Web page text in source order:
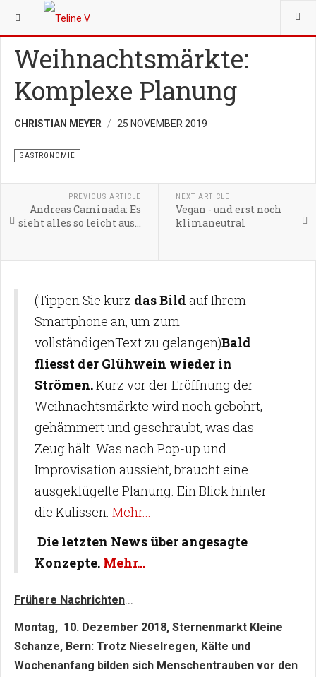
YOU ARE HERE:
Weihnachtsmärkte:
Komplexe Planung
CHRISTIAN MEYER 25 NOVEMBER 2019
GASTRONOMIE
PREVIOUS ARTICLE
Andreas Caminada: Es
sieht alles so leicht aus...
NEXT ARTICLE
Vegan - und erst noch
klimaneutral
(Tippen Sie kurz das Bild auf Ihrem
Smartphone an, um zum
vollständigenText zu gelangen)Bald
fliesst der Glühwein wieder in
Strömen.Kurz vor der Eröffnung der
Weihnachtsmärkte wird noch gebohrt,
gehämmert und geschraubt, was das
Zeug hält. Was nach Pop-up und
Improvisation aussieht, braucht eine
ausgeklügelte Planung. Ein Blick hinter
die Kulissen. Mehr...
Die letzten News über angesagte
Konzepte. Mehr...
Frühere Nachrichten...
Montag, 10. Dezember 2018, Sternenmarkt Kleine
Schanze, Bern: Trotz Nieselregen, Kälte und
Wochenanfang bilden sich Menschentrauben vor den